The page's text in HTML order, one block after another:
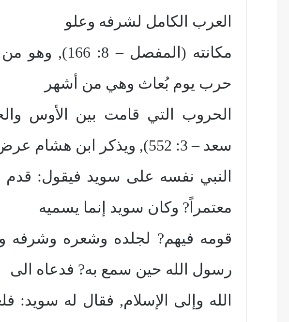
العرب الكامل لشرفه وعلو
مكانته (المفصل
حرب يوم بُعاث وهي من أشهر
الحروب التي قامت بين الأوس
سعد – 3: 552), ويذكر ابن هشام عرض
النبي نفسه على سويد فيقول: قدم
معتمراً? وكان سويد إنما يسميه
قومه فيهم? لجلده وشعره وشرفه
رسول الله حين سمع به? فدعاه الى
الله وإلى الإسلام, فقال له سويد: